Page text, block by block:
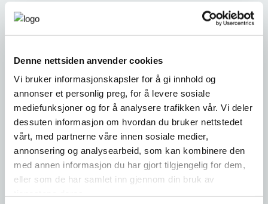
Denne nettsiden anvender cookies
Vi bruker informasjonskapsler for å gi innhold og
annonser et personlig preg, for å levere sosiale
mediefunksjoner og for å analysere trafikken vår. Vi deler
dessuten informasjon om hvordan du bruker nettstedet
vårt, med partnerne våre innen sosiale medier,
annonsering og analysearbeid, som kan kombinere den
med annen informasjon du har gjort tilgjengelig for dem,
eller som de har samlet inn gjennom din bruk av